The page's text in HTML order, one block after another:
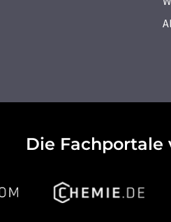
Die Fachportale